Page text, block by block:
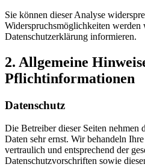
Sie können dieser Analyse
Widerspruchsmöglichkeiten werden
Datenschutzerklärung informieren.
2. Allgemeine
Pflichtinformationen
Datenschutz
Die Betreiber dieser Seiten nehmen
Daten sehr ernst. Wir behandeln
vertraulich und entsprechend der
Datenschutzvorschriften sowie